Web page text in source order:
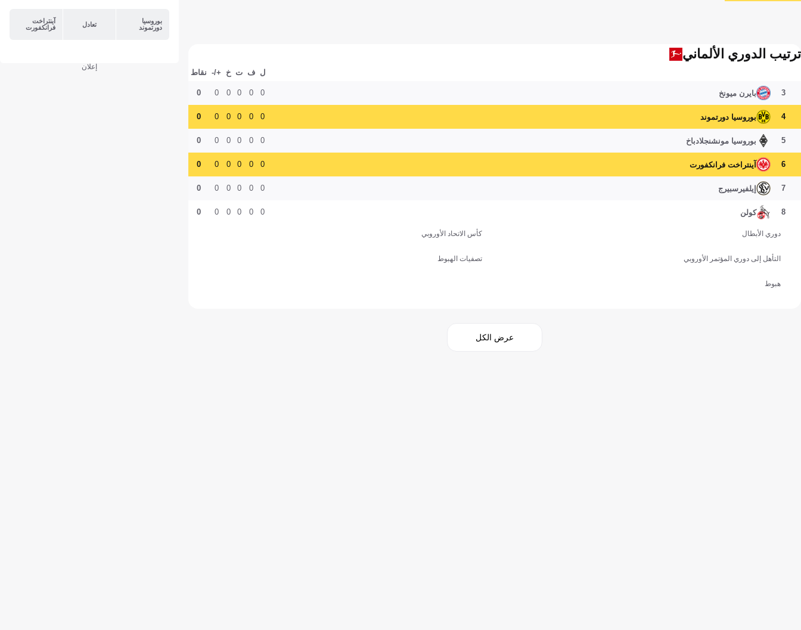
ترتيب الدوري الألماني
ل ف ت خ +/- نقاط
3 بايرن ميونخ 0
0
0
0
0
0
4 بوروسيا دورتموند 0
0
0
0
0
0
5 بوروسيا مونشنجلادباخ 0
0
0
0
0
0
6 آينتراخت فرانكفورت 0
0
0
0
0
0
7 إيلفيرسبيرج 0
0
0
0
0
0
8 كولن 0
0
0
0
0
0
دوري الأبطال كأس الاتحاد الأوروبي
التأهل إلى دوري المؤتمر الأوروبي تصفيات الهبوط
هبوط
عرض الكل
بوروسيا
دورتموند
تعادل
آينتراخت
فرانكفورت
إعلان